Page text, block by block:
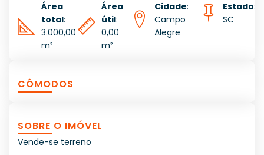
Área
total:
3.000,00
m²
Área
útil:
0,00
m²
Cidade:
Campo
Alegre
Estado:
SC
CÔMODOS
SOBRE O IMÓVEL
Vende-se terreno